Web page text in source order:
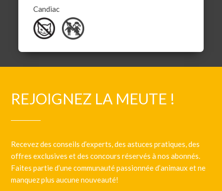
Candiac
REJOIGNEZ LA MEUTE !
Recevez des conseils d’experts, des astuces pratiques, des
offres exclusives et des concours réservés à nos abonnés.
Faites partie d’une communauté passionnée d’animaux et ne
manquez plus aucune nouveauté!